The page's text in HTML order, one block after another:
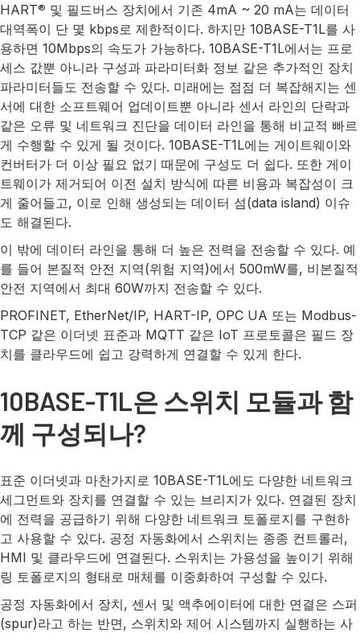
HART® 및 필드버스 장치에서 기존 4mA ~ 20 mA는 데이터
대역폭이 단 몇 kbps로 제한적이다. 하지만 10BASE-T1L를 사
용하면 10Mbps의 속도가 가능하다. 10BASE-T1L에서는 프로
세스 값뿐 아니라 구성과 파라미터화 정보 같은 추가적인 장치
파라미터들도 전송할 수 있다. 미래에는 점점 더 복잡해지는 센
서에 대한 소프트웨어 업데이트뿐 아니라 센서 라인의 단락과
같은 오류 및 네트워크 진단을 데이터 라인을 통해 비교적 빠르
게 수행할 수 있게 될 것이다. 10BASE-T1L에는 게이트웨이와
컨버터가 더 이상 필요 없기 때문에 구성도 더 쉽다. 또한 게이
트웨이가 제거되어 이전 설치 방식에 따른 비용과 복잡성이 크
게 줄어들고, 이로 인해 생성되는 데이터 섬(data island) 이슈
도 해결된다.
이 밖에 데이터 라인을 통해 더 높은 전력을 전송할 수 있다. 예
를 들어 본질적 안전 지역(위험 지역)에서 500mW를, 비본질적
안전 지역에서 최대 60W까지 전송할 수 있다.
PROFINET, EtherNet/IP, HART-IP, OPC UA 또는 Modbus-
TCP 같은 이더넷 표준과 MQTT 같은 IoT 프로토콜은 필드 장
치를 클라우드에 쉽고 강력하게 연결할 수 있게 한다.
10BASE-T1L은 스위치 모듈과 함
께 구성되나?
표준 이더넷과 마찬가지로 10BASE-T1L에도 다양한 네트워크
세그먼트와 장치를 연결할 수 있는 브리지가 있다. 연결된 장치
에 전력을 공급하기 위해 다양한 네트워크 토폴로지를 구현하
고 사용할 수 있다. 공정 자동화에서 스위치는 종종 컨트롤러,
HMI 및 클라우드에 연결된다. 스위치는 가용성을 높이기 위해
링 토폴로지의 형태로 매체를 이중화하여 구성할 수 있다.
공정 자동화에서 장치, 센서 및 액추에이터에 대한 연결은 스퍼
(spur)라고 하는 반면, 스위치와 제어 시스템까지 실행하는 사